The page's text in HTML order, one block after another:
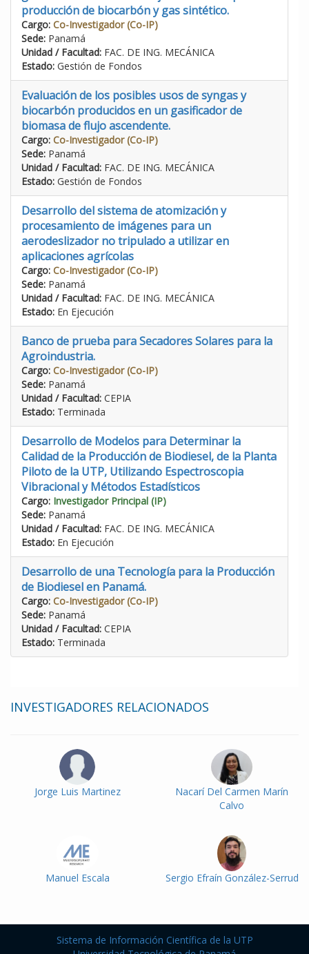
producción de biocarbón y gas sintético.
Cargo: Co-Investigador (Co-IP)
Sede: Panamá
Unidad / Facultad: FAC. DE ING. MECÁNICA
Estado: Gestión de Fondos
Evaluación de los posibles usos de syngas y
biocarbón producidos en un gasificador de
biomasa de flujo ascendente.
Cargo: Co-Investigador (Co-IP)
Sede: Panamá
Unidad / Facultad: FAC. DE ING. MECÁNICA
Estado: Gestión de Fondos
Desarrollo del sistema de atomización y
procesamiento de imágenes para un
aerodeslizador no tripulado a utilizar en
aplicaciones agrícolas
Cargo: Co-Investigador (Co-IP)
Sede: Panamá
Unidad / Facultad: FAC. DE ING. MECÁNICA
Estado: En Ejecución
Banco de prueba para Secadores Solares para la
Agroindustria.
Cargo: Co-Investigador (Co-IP)
Sede: Panamá
Unidad / Facultad: CEPIA
Estado: Terminada
Desarrollo de Modelos para Determinar la
Calidad de la Producción de Biodiesel, de la Planta
Piloto de la UTP, Utilizando Espectroscopia
Vibracional y Métodos Estadísticos
Cargo: Investigador Principal (IP)
Sede: Panamá
Unidad / Facultad: FAC. DE ING. MECÁNICA
Estado: En Ejecución
Desarrollo de una Tecnología para la Producción
de Biodiesel en Panamá.
Cargo: Co-Investigador (Co-IP)
Sede: Panamá
Unidad / Facultad: CEPIA
Estado: Terminada
INVESTIGADORES RELACIONADOS
Jorge Luis Martinez
Nacarí Del Carmen Marín
Calvo
Manuel Escala Sergio Efraín González-Serrud
Sistema de Información Científica de la UTP